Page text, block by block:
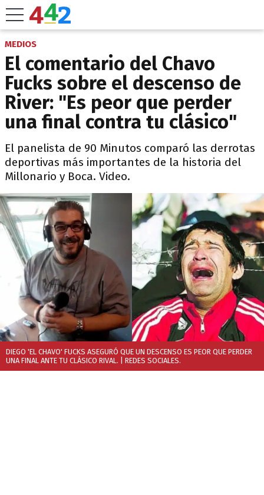
MEDIOS
El comentario del Chavo
Fucks sobre el descenso de
River: "Es peor que perder
una final contra tu clásico"
El panelista de 90 Minutos comparó las derrotas
deportivas más importantes de la historia del
Millonario y Boca. Video.
DIEGO 'EL CHAVO' FUCKS ASEGURÓ QUE UN DESCENSO ES PEOR QUE PERDER
UNA FINAL ANTE TU CLÁSICO RIVAL. | REDES SOCIALES.